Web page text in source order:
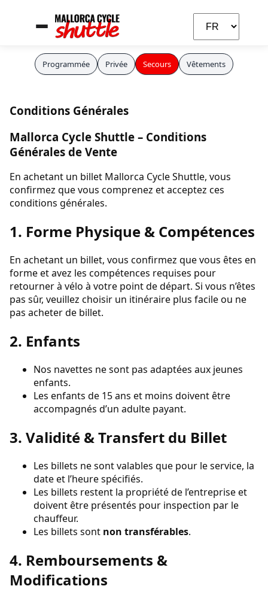
Programmée Privée Secours Vêtements
Conditions Générales
Mallorca Cycle Shuttle – Conditions
Générales de Vente
En achetant un billet Mallorca Cycle Shuttle, vous
confirmez que vous comprenez et acceptez ces
conditions générales.
1. Forme Physique & Compétences
En achetant un billet, vous confirmez que vous êtes en
forme et avez les compétences requises pour
retourner à vélo à votre point de départ. Si vous n’êtes
pas sûr, veuillez choisir un itinéraire plus facile ou ne
pas acheter de billet.
2. Enfants
Nos navettes ne sont pas adaptées aux jeunes
enfants.
Les enfants de 15 ans et moins doivent être
accompagnés d’un adulte payant.
3. Validité & Transfert du Billet
Les billets ne sont valables que pour le service, la
date et l’heure spécifiés.
Les billets restent la propriété de l’entreprise et
doivent être présentés pour inspection par le
chauffeur.
Les billets sont non transférables.
4. Remboursements &
Modifications
Assistante IA